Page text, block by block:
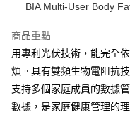
送貨方式
順豐自助櫃 - 確認發貨後
每筆HK$65.00，滿
BIA Multi-User Body
商品重點
用專利光伏技術，能完全
煩。具有雙頻生物電阻抗
支持多個家庭成員的數據
數據，是家庭健康管理的理